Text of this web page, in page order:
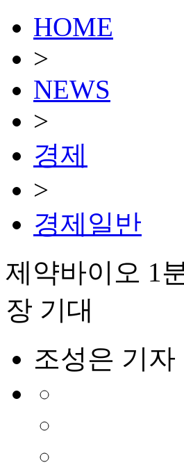
HOME
>
NEWS
>
경제
>
경제일반
제약바이오 1
장 기대
조성은 기자